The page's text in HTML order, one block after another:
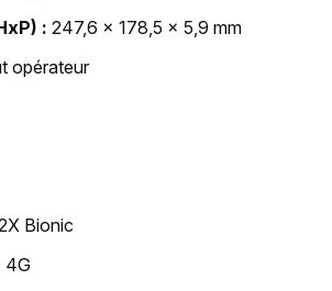
247,6 x 178,5 x 5,9 mm
opérateur
Bionic
4G